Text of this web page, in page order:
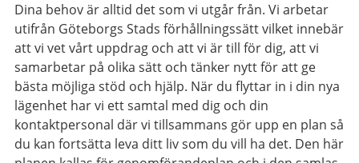
Dina behov är alltid det som vi utgår från. Vi arbetar
utifrån Göteborgs Stads förhållningssätt vilket innebär
att vi vet vårt uppdrag och att vi är till för dig, att vi
samarbetar på olika sätt och tänker nytt för att ge
bästa möjliga stöd och hjälp. När du flyttar in i din nya
lägenhet har vi ett samtal med dig och din
kontaktpersonal där vi tillsammans gör upp en plan så
du kan fortsätta leva ditt liv som du vill ha det. Den här